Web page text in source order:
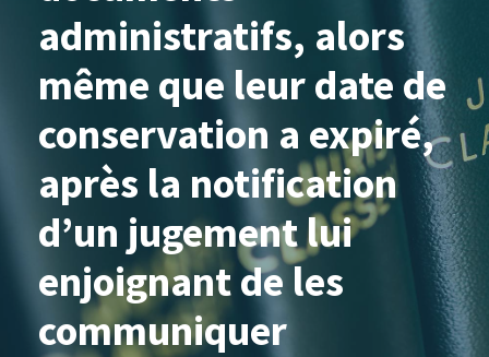
administratifs, alors
même que leur date de
conservation a expiré,
après la notification
d’un jugement lui
enjoignant de les
communiquer